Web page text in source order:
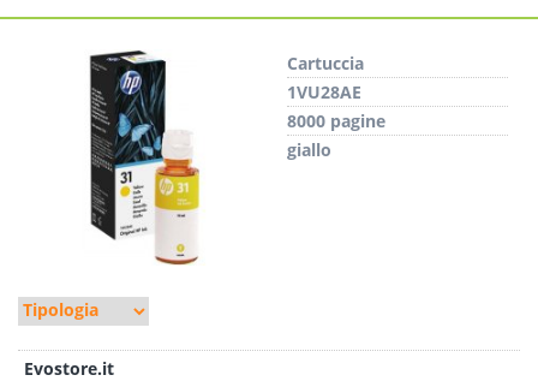
Cartuccia
1VU28AE
8000 pagine
giallo
Evostore.it